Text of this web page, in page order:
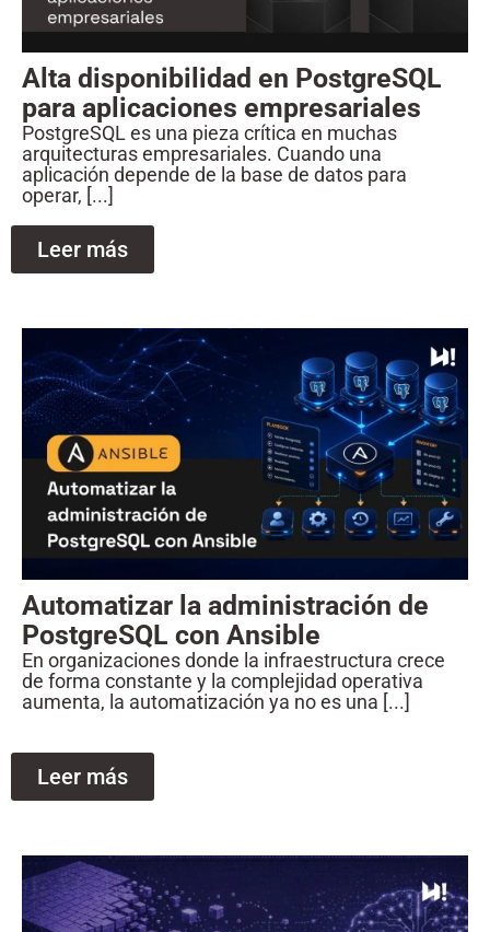
Alta disponibilidad en PostgreSQL
para aplicaciones empresariales
PostgreSQL es una pieza crítica en muchas
arquitecturas empresariales. Cuando una
aplicación depende de la base de datos para
operar, [...]
Leer más
Automatizar la administración de
PostgreSQL con Ansible
En organizaciones donde la infraestructura crece
de forma constante y la complejidad operativa
aumenta, la automatización ya no es una [...]
Leer más